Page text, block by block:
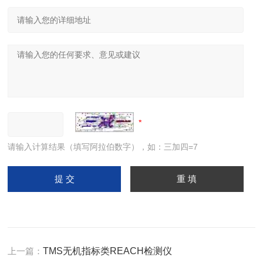
请输入计算结果（填写阿拉伯数字），如：三加四=7
上一篇：TMS无机指标类REACH检测仪